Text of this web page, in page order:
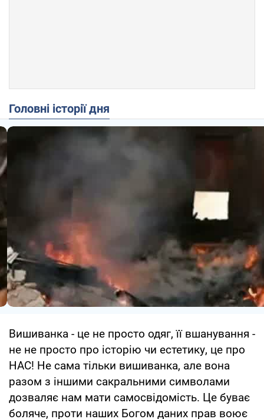
Головні історії дня
Вишиванка - це не просто одяг, її вшанування -
не не просто про історію чи естетику, це про
НАС! Не сама тільки вишиванка, але вона
разом з іншими сакральними символами
дозваляє нам мати самосвідомість. Це буває
боляче, проти наших Богом даних прав воює